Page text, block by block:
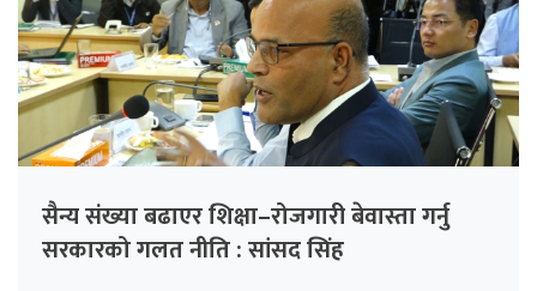
सैन्य संख्या बढाएर शिक्षा–रोजगारी बेवास्ता गर्नु
सरकारको गलत नीति : सांसद सिंह